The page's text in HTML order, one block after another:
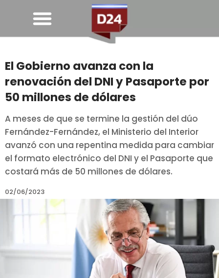
El Gobierno avanza con la
renovación del DNI y Pasaporte por
50 millones de dólares
A meses de que se termine la gestión del dúo
Fernández-Fernández, el Ministerio del Interior
avanzó con una repentina medida para cambiar
el formato electrónico del DNI y el Pasaporte que
costará más de 50 millones de dólares.
02/06/2023